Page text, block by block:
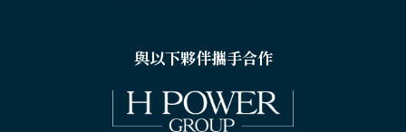
與以下夥伴攜手合作